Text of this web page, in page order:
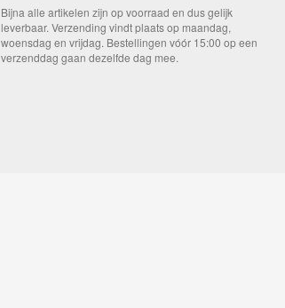
Bijna alle artikelen zijn op voorraad en dus gelijk
leverbaar. Verzending vindt plaats op maandag,
woensdag en vrijdag. Bestellingen vóór 15:00 op een
verzenddag gaan dezelfde dag mee.